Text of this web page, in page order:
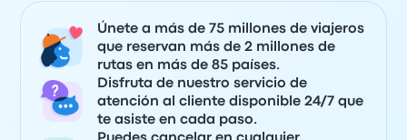
Únete a más de 75 millones de viajeros
que reservan más de 2 millones de
rutas en más de 85 países.
Disfruta de nuestro servicio de
atención al cliente disponible 24/7 que
te asiste en cada paso.